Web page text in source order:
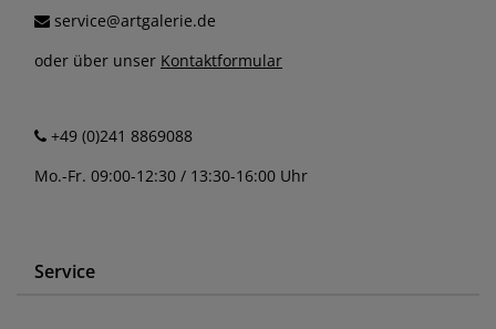
service@artgalerie.de
oder über unser Kontaktformular
+49 (0)241 8869088
Mo.-Fr. 09:00-12:30 / 13:30-16:00 Uhr
Service